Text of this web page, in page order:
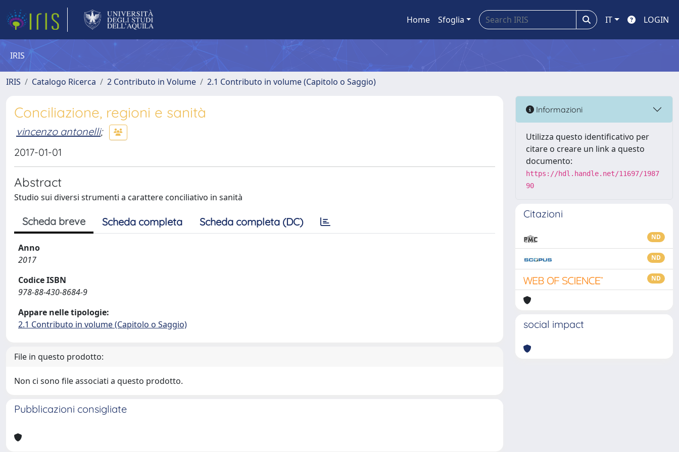
Home Sfoglia IT LOGIN
IRIS
IRIS Catalogo Ricerca 2 Contributo in Volume 2.1 Contributo in volume (Capitolo o Saggio)
Conciliazione, regioni e sanità
vincenzo antonelli;
2017-01-01
Abstract
Studio sui diversi strumenti a carattere conciliativo in sanità
Scheda breve Scheda completa Scheda completa (DC)
Anno
2017
Codice ISBN
978-88-430-8684-9
Appare nelle tipologie:
2.1 Contributo in volume (Capitolo o Saggio)
File in questo prodotto:
Non ci sono file associati a questo prodotto.
Pubblicazioni consigliate
Informazioni
Utilizza questo identificativo per
citare o creare un link a questo
documento:
https://hdl.handle.net/11697/1987
90
Citazioni
ND
ND
ND
social impact